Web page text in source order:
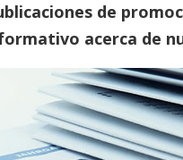
de
acerca de